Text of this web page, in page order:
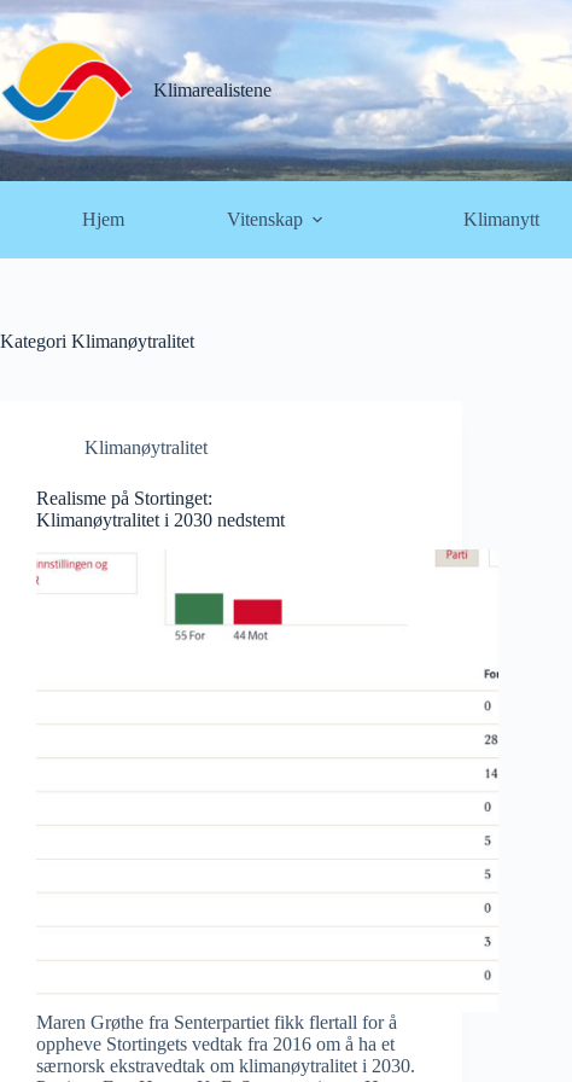
Hopp
til
innholdet
Klimarealistene
Hjem Vitenskap Klimanytt
Kategori Klimanøytralitet
Klimanøytralitet
Realisme på Stortinget:
Klimanøytralitet i 2030 nedstemt
Maren Grøthe fra Senterpartiet fikk flertall for å
oppheve Stortingets vedtak fra 2016 om å ha et
særnorsk ekstravedtak om klimanøytralitet i 2030.